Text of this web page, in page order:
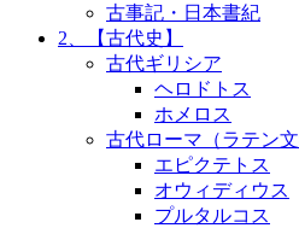
古事記・日本書紀
2、【古代史】
古代ギリシア
ヘロドトス
ホメロス
古代ローマ（ラテン文
エピクテトス
オウィディウス
プルタルコス